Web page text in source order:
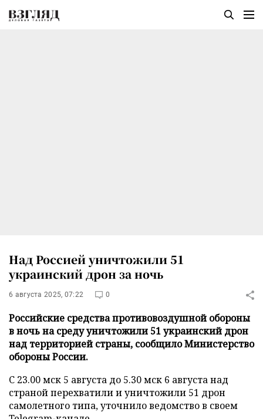
Над Россией уничтожили 51
украинский дрон за ночь
6 августа 2025, 07:22 0
Российские средства противовоздушной обороны
в ночь на среду уничтожили 51 украинский дрон
над территорией страны, сообщило Министерство
обороны России.
С 23.00 мск 5 августа до 5.30 мск 6 августа над
страной перехватили и уничтожили 51 дрон
самолетного типа, уточнило ведомство в своем